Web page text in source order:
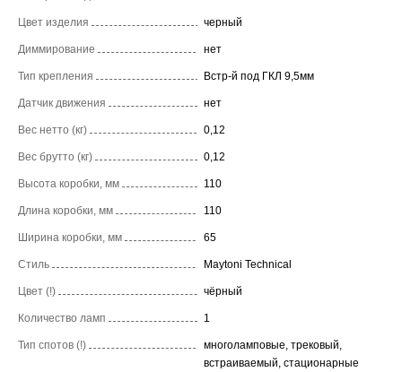
Цвет изделия черный
Диммирование нет
Тип крепления Встр-й под ГКЛ 9,5мм
Датчик движения нет
Вес нетто (кг) 0,12
Вес брутто (кг) 0,12
Высота коробки, мм 110
Длина коробки, мм 110
Ширина коробки, мм 65
Стиль Maytoni Technical
Цвет (!) чёрный
Количество ламп 1
Тип спотов (!)
многоламповые, трековый,
встраиваемый, стационарные